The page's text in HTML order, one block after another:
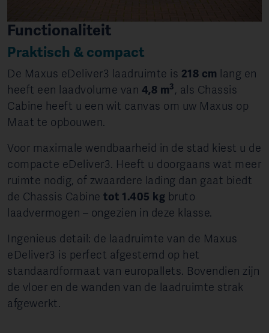
Functionaliteit
Praktisch & compact
De Maxus eDeliver3 laadruimte is 218 cm lang en
heeft een laadvolume van 4,8 m3, als Chassis
Cabine heeft u een wit canvas om uw Maxus op
Maat te opbouwen.
Voor maximale wendbaarheid in de stad kiest u de
compacte eDeliver3. Heeft u doorgaans wat meer
ruimte nodig, of zwaardere lading dan gaat biedt
de Chassis Cabine tot 1.405 kg bruto
laadvermogen – ongezien in deze klasse.
Ingenieus detail: de laadruimte van de Maxus
eDeliver3 is perfect afgestemd op het
standaardformaat van europallets. Bovendien zijn
de vloer en de wanden van de laadruimte strak
afgewerkt.